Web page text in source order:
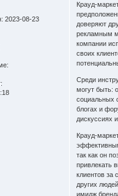
: 2023-08-23
Крауд-
доверяют
рекламным
компании
своих
Среди
могут быть:
социальных
блогах и
дискуссиях и
Крауд-
так как он
привлекать
клиентов за
других
имидж